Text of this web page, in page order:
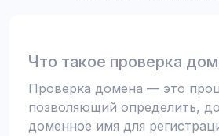
Что такое проверка
Проверка домена — это
позволяющий определить,
доменное имя для